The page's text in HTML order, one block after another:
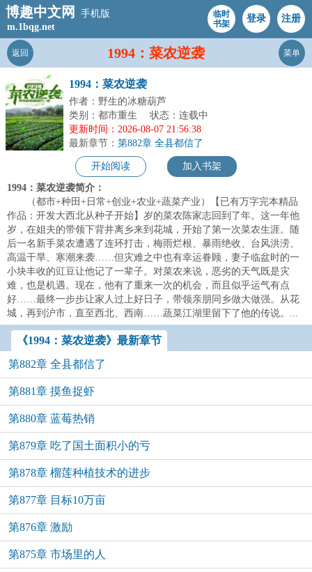
博趣中文网
手机版
m.1bqg.net
临时
书架
登录 注册
1994：菜农逆袭
返回 菜单
1994：菜农逆袭
作者：野生的冰糖葫芦
类别：都市重生
状态：连载中
更新时间：2026-08-07 21:56:38
最新章节： 第882章 全县都信了
开始阅读 加入书架
1994：菜农逆袭简介：
（都市+种田+日常+创业+农业+蔬菜产业）【已有万字完本精品
作品：开发大西北从种子开始】岁的菜农陈家志回到了年。这一年他
岁，在姐夫的带领下背井离乡来到花城，开始了第一次菜农生涯。随
后一名新手菜农遭遇了连环打击，梅雨烂根、暴雨绝收、台风洪涝、
高温干旱、寒潮来袭……但灾难之中也有幸运眷顾，妻子临盆时的一
小块丰收的豇豆让他记了一辈子。对菜农来说，恶劣的天气既是灾
难，也是机遇。现在，他有了重来一次的机会，而且似乎运气有点
好……最终一步步让家人过上好日子，带领亲朋同乡做大做强。从花
城，再到沪市，直至西北、西南……蔬菜江湖里留下了他的传说。...
《1994：菜农逆袭》最新章节
第882章 全县都信了
第881章 摸鱼捉虾
第880章 蓝莓热销
第879章 吃了国土面积小的亏
第878章 榴莲种植技术的进步
第877章 目标10万亩
第876章 激励
第875章 市场里的人